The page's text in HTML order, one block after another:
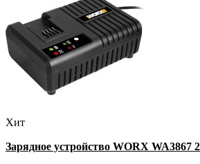
Хит
Зарядное устройство WORX WA3867